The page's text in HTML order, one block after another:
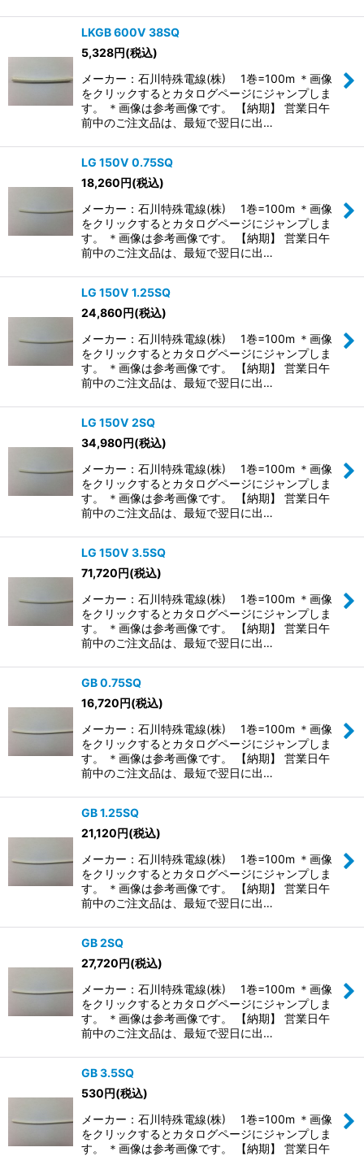
LKGB 600V 38SQ
5,328円(税込)
メーカー：石川特殊電線(株) 1巻=100m ＊画像
をクリックするとカタログページにジャンプしま
す。 ＊画像は参考画像です。 【納期】 営業日午
前中のご注文品は、最短で翌日に出…
LG 150V 0.75SQ
18,260円(税込)
メーカー：石川特殊電線(株) 1巻=100m ＊画像
をクリックするとカタログページにジャンプしま
す。 ＊画像は参考画像です。 【納期】 営業日午
前中のご注文品は、最短で翌日に出…
LG 150V 1.25SQ
24,860円(税込)
メーカー：石川特殊電線(株) 1巻=100m ＊画像
をクリックするとカタログページにジャンプしま
す。 ＊画像は参考画像です。 【納期】 営業日午
前中のご注文品は、最短で翌日に出…
LG 150V 2SQ
34,980円(税込)
メーカー：石川特殊電線(株) 1巻=100m ＊画像
をクリックするとカタログページにジャンプしま
す。 ＊画像は参考画像です。 【納期】 営業日午
前中のご注文品は、最短で翌日に出…
LG 150V 3.5SQ
71,720円(税込)
メーカー：石川特殊電線(株) 1巻=100m ＊画像
をクリックするとカタログページにジャンプしま
す。 ＊画像は参考画像です。 【納期】 営業日午
前中のご注文品は、最短で翌日に出…
GB 0.75SQ
16,720円(税込)
メーカー：石川特殊電線(株) 1巻=100m ＊画像
をクリックするとカタログページにジャンプしま
す。 ＊画像は参考画像です。 【納期】 営業日午
前中のご注文品は、最短で翌日に出…
GB 1.25SQ
21,120円(税込)
メーカー：石川特殊電線(株) 1巻=100m ＊画像
をクリックするとカタログページにジャンプしま
す。 ＊画像は参考画像です。 【納期】 営業日午
前中のご注文品は、最短で翌日に出…
GB 2SQ
27,720円(税込)
メーカー：石川特殊電線(株) 1巻=100m ＊画像
をクリックするとカタログページにジャンプしま
す。 ＊画像は参考画像です。 【納期】 営業日午
前中のご注文品は、最短で翌日に出…
GB 3.5SQ
530円(税込)
メーカー：石川特殊電線(株) 1巻=100m ＊画像
をクリックするとカタログページにジャンプしま
す。 ＊画像は参考画像です。 【納期】 営業日午